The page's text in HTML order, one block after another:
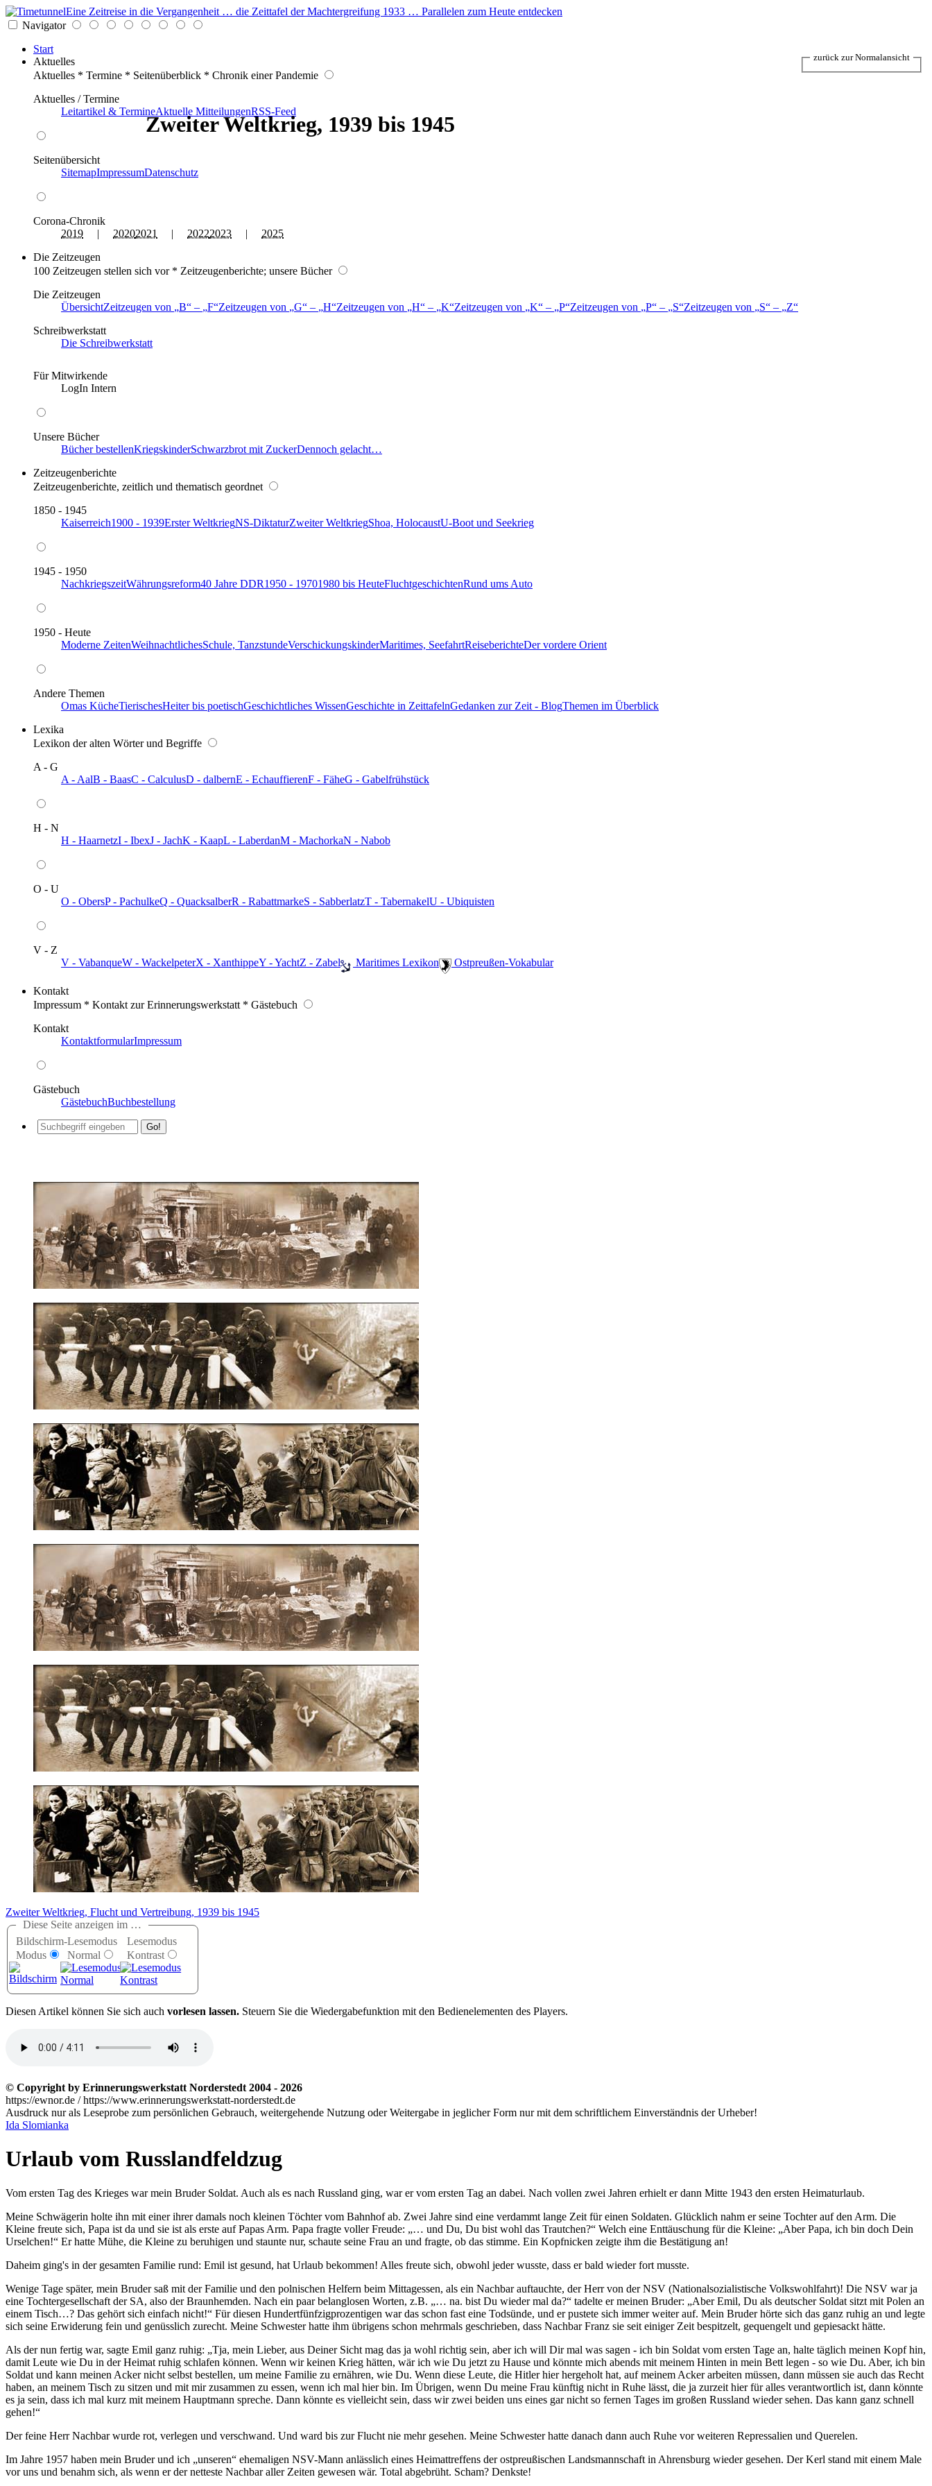
Eine Zeitreise in die Vergangenheit … die Zeittafel der Machtergreifung 1933 … Parallelen zum Heute entdecken
Navigator
Start
Aktuelles
Aktuelles * Termine * Seitenüberblick * Chronik einer Pandemie
Aktuelles / Termine
Leitartikel & TermineAktuelle MitteilungenRSS-Feed
Seitenübersicht
SitemapImpressumDatenschutz
Corona-Chronik
2019 | 20202021 | 20222023 | 2025
Die Zeitzeugen
100 Zeitzeugen stellen sich vor * Zeitzeugenberichte; unsere Bücher
Die Zeitzeugen
ÜbersichtZeitzeugen von B – F Zeitzeugen von G – H Zeitzeugen von H – K Zeitzeugen von K – P Zeitzeugen von P – S Zeitzeugen von S –
Z
Schreibwerkstatt
Die Schreibwerkstatt
Für Mitwirkende
LogIn Intern
Unsere Bücher
Bücher bestellenKriegskinderSchwarzbrot mit ZuckerDennoch gelacht…
Zeitzeugenberichte
Zeitzeugenberichte, zeitlich und thematisch geordnet
1850 - 1945
Kaiserreich1900 - 1939Erster WeltkriegNS-DiktaturZweiter WeltkriegShoa, HolocaustU-Boot und Seekrieg
1945 - 1950
NachkriegszeitWährungsreform40 Jahre DDR1950 - 19701980 bis HeuteFluchtgeschichtenRund ums Auto
1950 - Heute
Moderne ZeitenWeihnachtlichesSchule, TanzstundeVerschickungskinderMaritimes, SeefahrtReiseberichteDer vordere Orient
Andere Themen
Omas KücheTierischesHeiter bis poetischGeschichtliches WissenGeschichte in ZeittafelnGedanken zur Zeit - BlogThemen im Überblick
Lexika
Lexikon der alten Wörter und Begriffe
A - G
A - AalB - BaasC - CalculusD - dalbernE - EchauffierenF - FäheG - Gabelfrühstück
H - N
H - HaarnetzI - IbexJ - JachK - KaapL - LaberdanM - MachorkaN - Nabob
O - U
O - ObersP - PachulkeQ - QuacksalberR - RabattmarkeS - SabberlatzT - TabernakelU - Ubiquisten
V - Z
V - VabanqueW - WackelpeterX - XanthippeY - YachtZ - Zabel ️ Maritimes Lexikon ️ Ostpreußen-Vokabular
Kontakt
Impressum * Kontakt zur Erinnerungswerkstatt * Gästebuch
Kontakt
KontaktformularImpressum
Gästebuch
GästebuchBuchbestellung
Zweiter Weltkrieg, 1939 bis 1945
Zweiter Weltkrieg, Flucht und Vertreibung, 1939 bis 1945
Diese Seite anzeigen im …
Bildschirm-
Modus
Lesemodus
Normal
Lesemodus
Kontrast
Diesen Artikel können Sie sich auch vorlesen lassen. Steuern Sie die Wiedergabefunktion mit den Bedienelementen des Players.
© Copyright by Erinnerungswerkstatt Norderstedt 2004 - 2026
https://ewnor.de / https://www.erinnerungswerkstatt-norderstedt.de
Ausdruck nur als Leseprobe zum persönlichen Gebrauch, weitergehende Nutzung oder Weitergabe in jeglicher Form nur mit dem schriftlichem Einverständnis der Urheber!
zurück zur Normalansicht
Ida Slomianka
Urlaub vom Russlandfeldzug
Vom ersten Tag des Krieges war mein Bruder Soldat. Auch als es nach Russland ging, war er vom ersten Tag an dabei. Nach vollen zwei Jahren erhielt er dann Mitte 1943 den ersten Heimaturlaub.
Meine Schwägerin holte ihn mit einer ihrer damals noch kleinen Töchter vom Bahnhof ab. Zwei Jahre sind eine verdammt lange Zeit für einen Soldaten. Glücklich nahm er seine Tochter auf den Arm. Die
Kleine freute sich, Papa ist da und sie ist als erste auf Papas Arm. Papa fragte voller Freude:
… und Du, Du bist wohl das Trautchen? Welch eine Enttäuschung für die Kleine:
Aber Papa, ich bin doch Dein
Urselchen!
Er hatte Mühe, die Kleine zu beruhigen und staunte nur, schaute seine Frau an und fragte, ob das stimme. Ein Kopfnicken zeigte ihm die Bestätigung an!
Daheim ging's in der gesamten Familie rund: Emil ist gesund, hat Urlaub bekommen! Alles freute sich, obwohl jeder wusste, dass er bald wieder fort musste.
Wenige Tage später, mein Bruder saß mit der Familie und den polnischen Helfern beim Mittagessen, als ein Nachbar auftauchte, der Herr von der NSV (Nationalsozialistische Volkswohlfahrt)! Die NSV war ja
eine Tochtergesellschaft der SA, also der Braunhemden. Nach ein paar belanglosen Worten, z.B.
… na. bist Du wieder mal da? tadelte er meinen Bruder:
Aber Emil, Du als deutscher Soldat sitzt mit Polen an
einem Tisch…? Das gehört sich einfach nicht!
Für diesen Hundertfünfzigprozentigen war das schon fast eine Todsünde, und er pustete sich immer weiter auf. Mein Bruder hörte sich das ganz ruhig an und legte
sich seine Erwiderung fein und genüsslich zurecht. Meine Schwester hatte ihm übrigens schon mehrmals geschrieben, dass Nachbar Franz sie seit einiger Zeit bespitzelt, gequengelt und gepiesackt hätte.
Als der nun fertig war, sagte Emil ganz ruhig:
Tja, mein Lieber, aus Deiner Sicht mag das ja wohl richtig sein, aber ich will Dir mal was sagen - ich bin Soldat vom ersten Tage an, halte täglich meinen Kopf hin,
damit Leute wie Du in der Heimat ruhig schlafen können. Wenn wir keinen Krieg hätten, wär ich wie Du jetzt zu Hause und könnte mich abends mit meinem Hinten in mein Bett legen - so wie Du. Aber, ich bin
Soldat und kann meinen Acker nicht selbst bestellen, um meine Familie zu ernähren, wie Du. Wenn diese Leute, die Hitler hier hergeholt hat, auf meinem Acker arbeiten müssen, dann müssen sie auch das Recht
haben, an meinem Tisch zu sitzen und mit mir zusammen zu essen, wenn ich mal hier bin. Im Übrigen, wenn Du meine Frau künftig nicht in Ruhe lässt, die ja zurzeit hier für alles verantwortlich ist, dann könnte
es ja sein, dass ich mal kurz mit meinem Hauptmann spreche. Dann könnte es vielleicht sein, dass wir zwei beiden uns eines gar nicht so fernen Tages im großen Russland wieder sehen. Das kann ganz schnell
gehen!
Der feine Herr Nachbar wurde rot, verlegen und verschwand. Und ward bis zur Flucht nie mehr gesehen. Meine Schwester hatte danach dann auch Ruhe vor weiteren Repressalien und Querelen.
Im Jahre 1957 haben mein Bruder und ich
unseren
ehemaligen NSV-Mann anlässlich eines Heimattreffens der ostpreußischen Landsmannschaft in Ahrensburg wieder gesehen. Der Kerl stand mit einem Male
vor uns und benahm sich, als wenn er der netteste Nachbar aller Zeiten gewesen wär. Total abgebrüht. Scham? Denkste!